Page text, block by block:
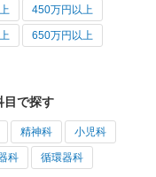
450万円以上
650万円以上
目で探す
精神科 小児科
科 循環器科